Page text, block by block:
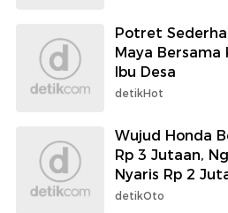
Potret
Maya Bersama
Ibu Desa
detikHot
Wujud Honda
Rp 3 Jutaan,
Nyaris Rp 2
detikOto